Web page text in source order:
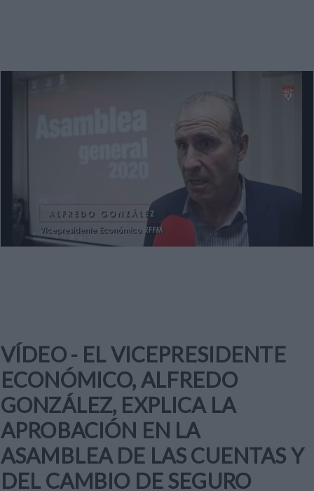
VÍDEO - EL VICEPRESIDENTE
ECONÓMICO, ALFREDO
GONZÁLEZ, EXPLICA LA
APROBACIÓN EN LA
ASAMBLEA DE LAS CUENTAS Y
DEL CAMBIO DE SEGURO